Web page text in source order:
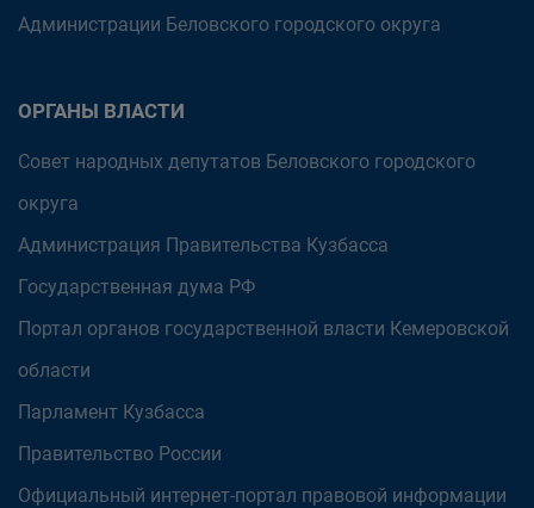
Администрации Беловского городского округа
ОРГАНЫ ВЛАСТИ
Совет народных депутатов Беловского городского
округа
Администрация Правительства Кузбасса
Государственная дума РФ
Портал органов государственной власти Кемеровской
области
Парламент Кузбасса
Правительство России
Официальный интернет-портал правовой информации